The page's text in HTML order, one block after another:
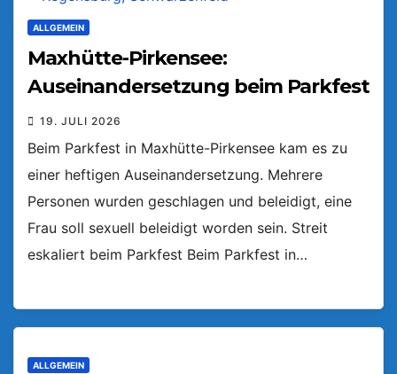
ALLGEMEIN
Maxhütte-Pirkensee:
Auseinandersetzung beim Parkfest
19. JULI 2026
Beim Parkfest in Maxhütte-Pirkensee kam es zu
einer heftigen Auseinandersetzung. Mehrere
Personen wurden geschlagen und beleidigt, eine
Frau soll sexuell beleidigt worden sein. Streit
eskaliert beim Parkfest Beim Parkfest in…
ALLGEMEIN